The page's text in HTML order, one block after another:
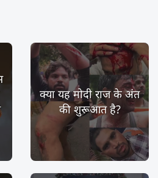
क्या यह मोदी राज के अंत
की शुरूआत है?